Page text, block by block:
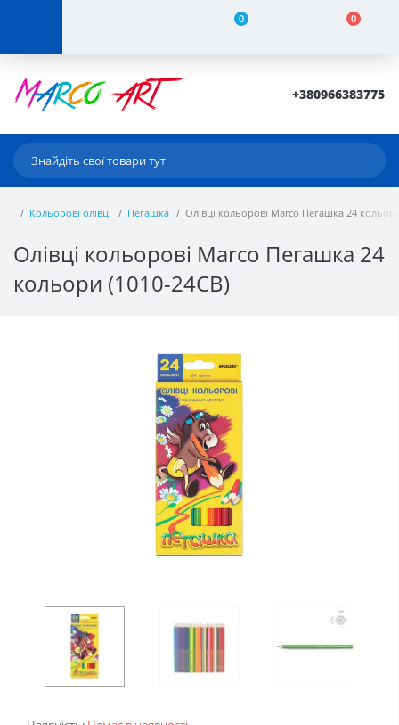
0 0
+380966383775
Кольорові олівці Пегашка Олівці кольорові Marco Пегашка 24
Олівці кольорові Marco Пегашка 24
кольори (1010-24CB)